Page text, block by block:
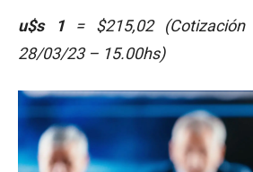
u$s 1= $215,02 (Cotización
28/03/23 – 15.00hs)